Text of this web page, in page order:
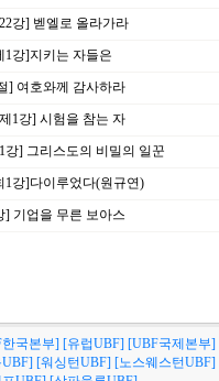
강] 벧엘로 올라가라
1강]지키는 자들은
] 여호와께 감사하라
1강] 시험을 참는 자
강] 그리스도의 비밀의 일꾼
1강]다이루었다(원규연)
] 기업을 무른 보아스
국본부] [유럽UBF] [UBF국제본부]
[워싱턴UBF] [노스웨스턴UBF]